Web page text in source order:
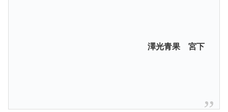
澤光青果 宮下